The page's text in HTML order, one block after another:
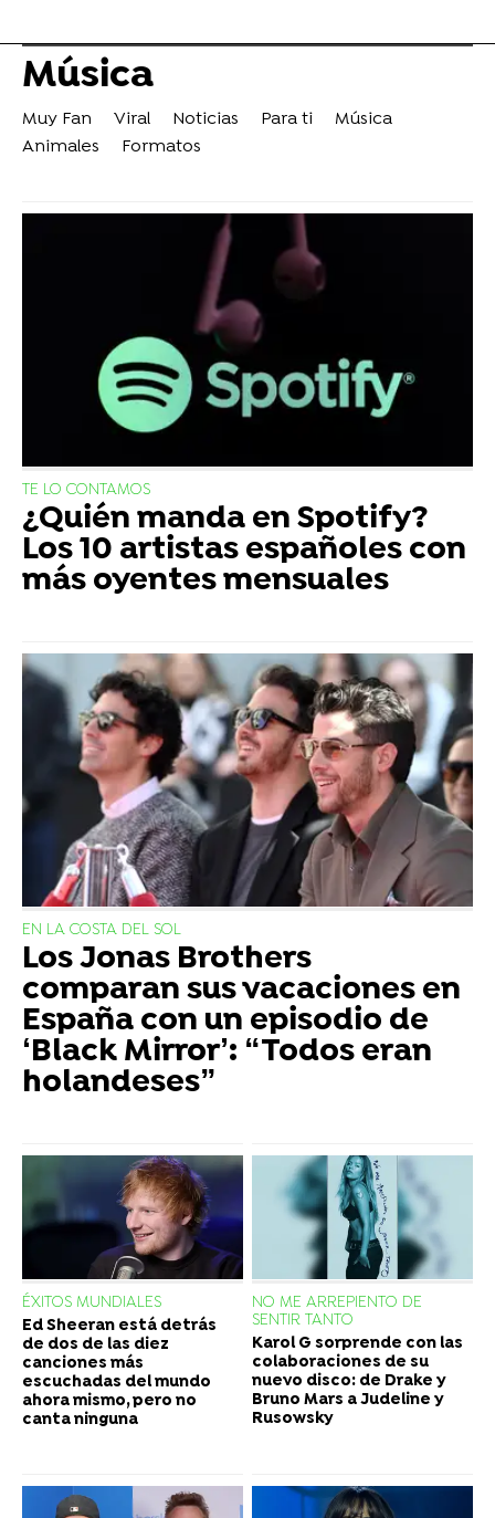
Música
Muy Fan Viral Noticias Para ti
Música
Animales
Formatos
TE LO CONTAMOS
¿Quién manda en Spotify?
Los 10 artistas españoles con
más oyentes mensuales
EN LA COSTA DEL SOL
Los Jonas Brothers
comparan sus vacaciones en
España con un episodio de
‘Black Mirror’: “Todos eran
holandeses”
ÉXITOS MUNDIALES
Ed Sheeran está detrás
de dos de las diez
canciones más
escuchadas del mundo
ahora mismo, pero no
canta ninguna
NO ME ARREPIENTO DE
SENTIR TANTO
Karol G sorprende con las
colaboraciones de su
nuevo disco: de Drake y
Bruno Mars a Judeline y
Rusowsky